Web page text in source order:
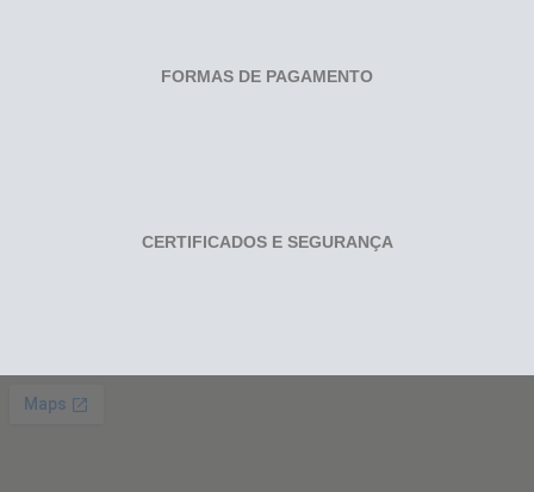
FORMAS DE PAGAMENTO
CERTIFICADOS E SEGURANÇA